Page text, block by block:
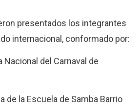
presentados los integrantes
internacional, conformado por:
Nacional del Carnaval de
de la Escuela de Samba Barrio